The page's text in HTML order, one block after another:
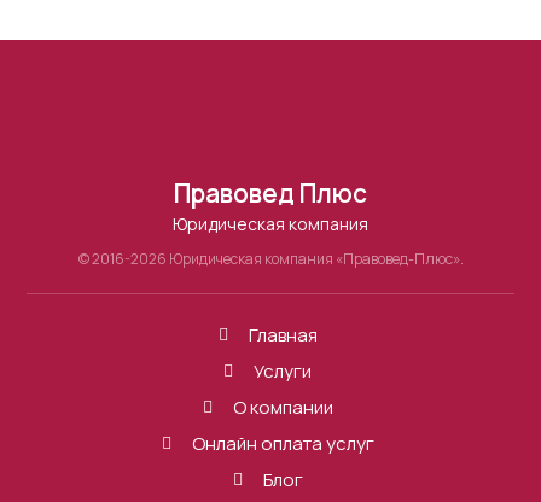
Правовед Плюс
Юридическая компания
© 2016-2026 Юридическая компания «Правовед-Плюс».
Главная
Услуги
О компании
Онлайн оплата услуг
Блог